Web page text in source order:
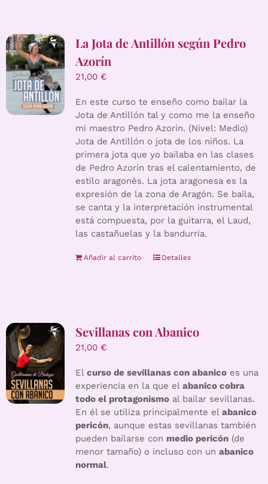
La Jota de Antillón según Pedro
Azorín
21,00 €
En este curso te enseño como bailar la
Jota de Antillón tal y como me la enseño
mi maestro Pedro Azorín. (Nivel: Medio)
Jota de Antillón o jota de los niños. La
primera jota que yo bailaba en las clases
de Pedro Azorín tras el calentamiento, de
estilo aragonés. La jota aragonesa es la
expresión de la zona de Aragón. Se baila,
se canta y la interpretación instrumental
está compuesta, por la guitarra, el Laud,
las castañuelas y la bandurria.
Añadir al carrito Detalles
Sevillanas con Abanico
21,00 €
El curso de sevillanas con abanicoes una
experiencia en la que el abanico cobra
todo el protagonismoal bailar sevillanas.
En él se utiliza principalmente el abanico
pericón, aunque estas sevillanas también
pueden bailarse con medio pericón(de
menor tamaño) o incluso con un abanico
normal.